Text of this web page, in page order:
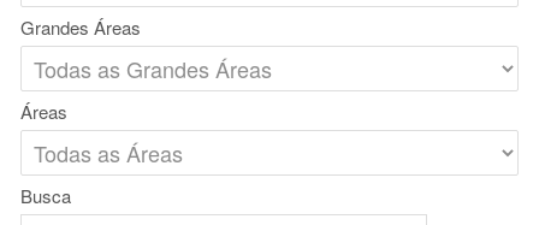
Grandes Áreas
Áreas
Busca